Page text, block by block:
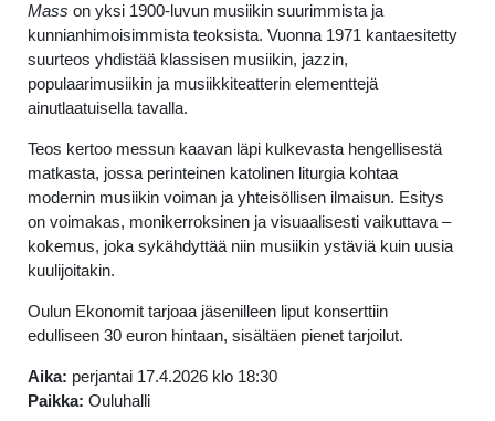
Mass on yksi 1900-luvun musiikin suurimmista ja
kunnianhimoisimmista teoksista. Vuonna 1971 kantaesitetty
suurteos yhdistää klassisen musiikin, jazzin,
populaarimusiikin ja musiikkiteatterin elementtejä
ainutlaatuisella tavalla.
Teos kertoo messun kaavan läpi kulkevasta hengellisestä
matkasta, jossa perinteinen katolinen liturgia kohtaa
modernin musiikin voiman ja yhteisöllisen ilmaisun. Esitys
on voimakas, monikerroksinen ja visuaalisesti vaikuttava –
kokemus, joka sykähdyttää niin musiikin ystäviä kuin uusia
kuulijoitakin.
Oulun Ekonomit tarjoaa jäsenilleen liput konserttiin
edulliseen 30 euron hintaan, sisältäen pienet tarjoilut.
Aika: perjantai 17.4.2026 klo 18:30
Paikka: Ouluhalli